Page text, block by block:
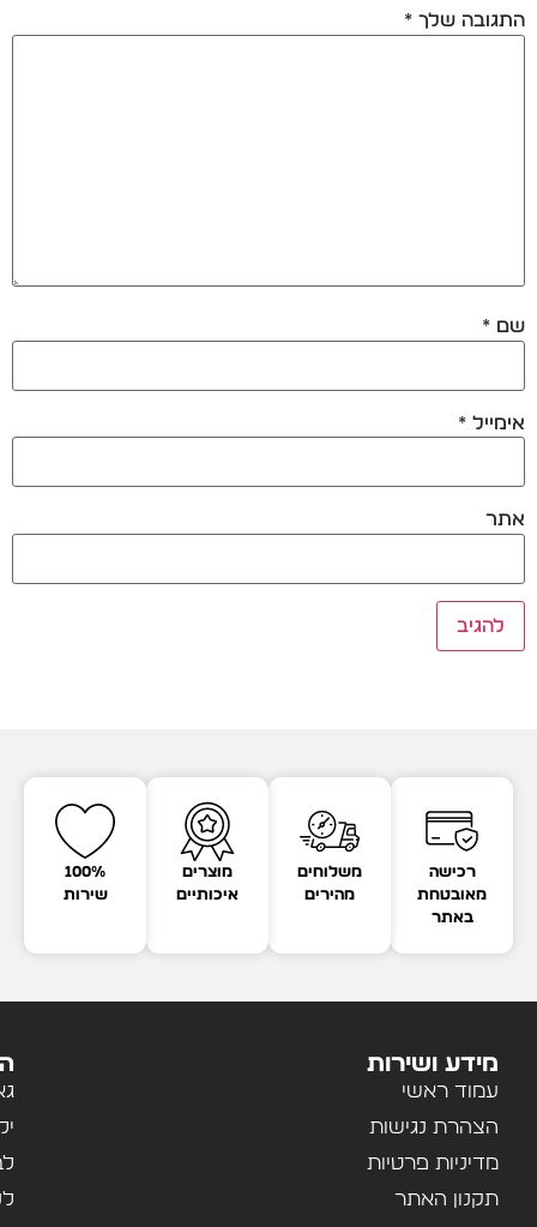
התגובה שלך *
שם *
אימייל *
אתר
רכישה
מאובטחת
באתר
משלוחים
מהירים
מוצרים
איכותיים
100%
שירות
מידע ושירות
עמוד ראשי
הצהרת נגישות
מדיניות פרטיות
תקנון האתר